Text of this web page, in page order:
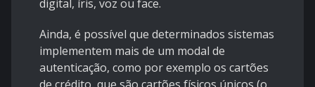
digital, íris, voz ou face.
Ainda, é possível que determinados sistemas
implementem mais de um modal de
autenticação, como por exemplo os cartões